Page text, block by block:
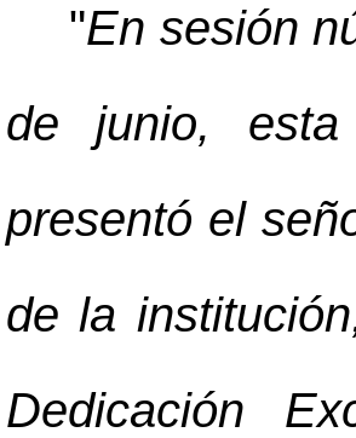
"En sesión
de junio,
presentó el
de la
Dedicación